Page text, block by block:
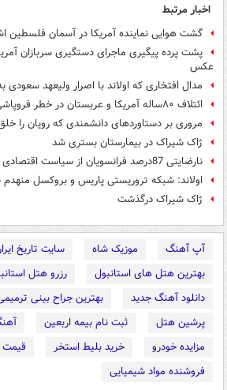
اخبار مرتبط
گشت هوایی نماینده آمریکا در آسمان فلسطین
پشت پرده پیگیری ماجرای دستگیری سربازان
عکس
مدال افتخاری که اولاند با اصرار ولیعهد سعودی
ائتلاف ۸۰ساله آمریکا و عربستان در خطر فروپاشی
مروری بر دستاوردهای دانشمندی که رویان را
ژاک شیراک در بیمارستان بستری شد
نارضایتی 87درصد فرانسویان از سیاست اقتصادی دولت
اولاند: شبکه تروریستی پاریس و بروکسل
ژاک شیراک درگذشت
آپ آهنگ موزیک شاه
سایت تاریخ
بهترین هتل های استانبول
رزرو هتل
دانلود آهنگ جدید
بهترین جراح بینی
پرشین هتل
ثبت نام بیمه اربعین
مزایده خودرو
خرید بلیط استخر
فروشنده مواد شیمیایی